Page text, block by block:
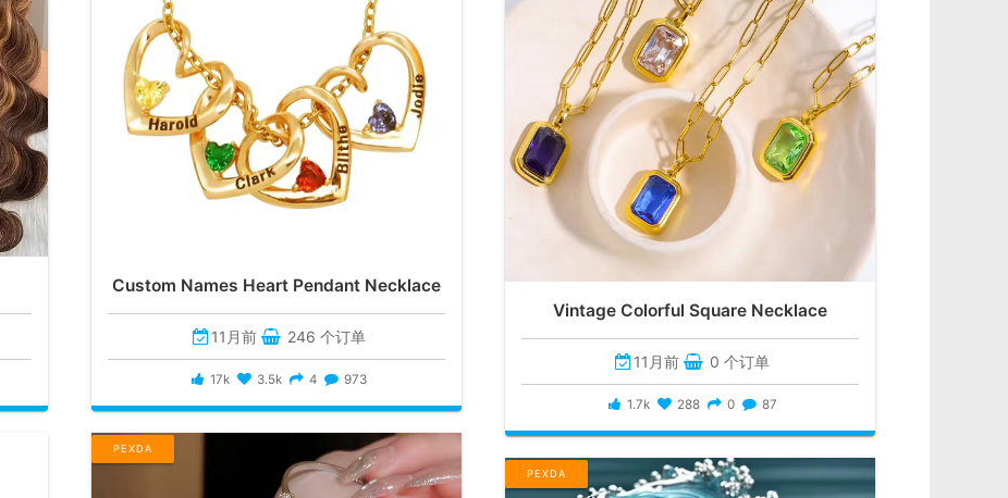
Custom Names Heart Pendant Necklace
11月前 246 个订单
17k 3.5k 4 973
Vintage Colorful Square Necklace
11月前 0 个订单
1.7k 288 0 87
PEXDA
PEXDA